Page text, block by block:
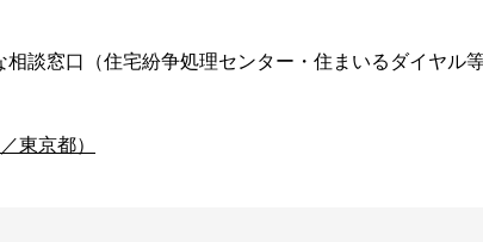
談窓口（住宅紛争処理センター・住まいるダイヤル
東京都）